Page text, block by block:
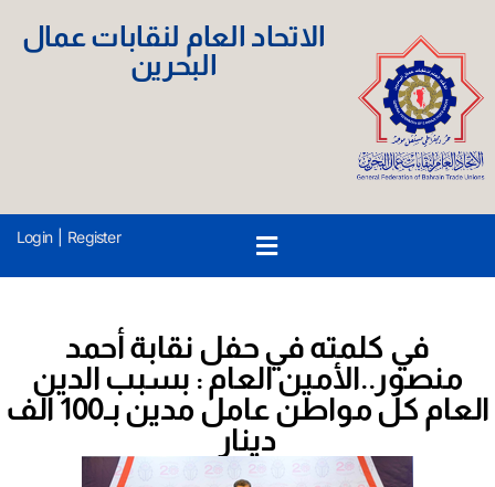
الاتحاد العام لنقابات عمال
البحرين
Login Register
في كلمته في حفل نقابة أحمد
منصور..الأمين العام : بسبب الدين
العام كل مواطن عامل مدين بـ100 الف
دينار